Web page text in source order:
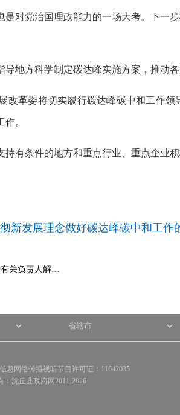
对党治国理政能力的一场大考。下一
地方科学制定碳达峰实施方案，推动
改革委将切实履行碳达峰碳中和工作
。
有条件的地方和重点行业、重点企业
新发展理念做好碳达峰碳中和工作
关负责人解…
息网络传播视听节目许可证：11642035
：沈丘县政府网2011-2026